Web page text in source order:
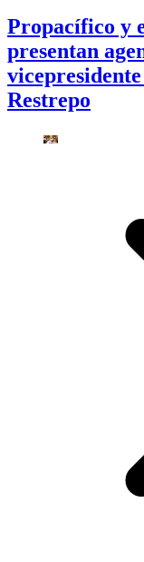
Propacífico y
presentan
Restrepo